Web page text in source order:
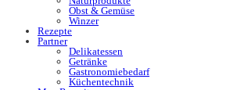
Obst & Gemüse
Winzer
Rezepte
Partner
Delikatessen
Getränke
Gastronomiebedarf
Küchentechnik